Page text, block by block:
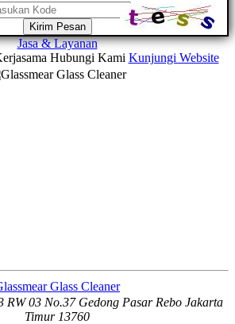
Kirim Pesan
Jasa & Layanan
Hubungi Kami Kunjungi Website
Glass Cleaner
RW 03 No.37 Gedong Pasar Rebo Jakarta
Timur 13760